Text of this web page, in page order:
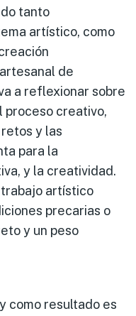
tanto
artístico, como
de
a reflexionar sobre
proceso creativo,
y las
para la
y la creatividad.
artístico
precarias o
y un peso
como resultado es